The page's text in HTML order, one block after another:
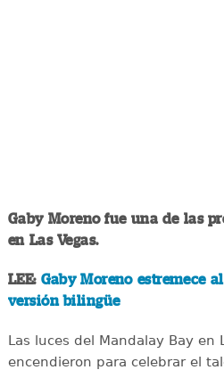
Gaby Moreno fue una de las
en Las Vegas.
LEE: Gaby Moreno estremece
versión bilingüe
Las luces del Mandalay Bay en
encendieron para celebrar el